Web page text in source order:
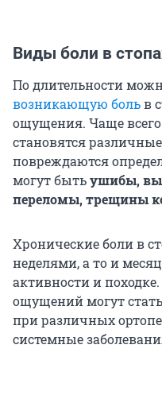
Виды боли в
По длительности
возникающую больв
ощущения. Чаще
становятся
повреждаются
могут бытьушибы,
переломы, трещины
Хронические боли в
неделями, а то и
активности и
ощущений могут
при различных
системные